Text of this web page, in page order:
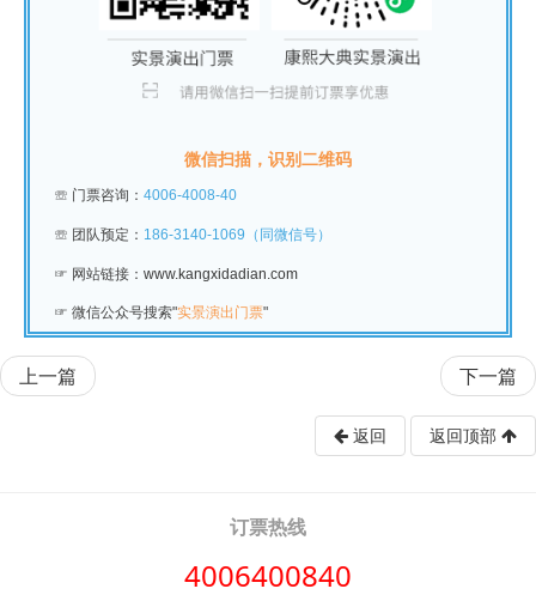
微信扫描，识别二维码
☏ 门票咨询： 4006-4008-40
☏ 团队预定： 186-3140-1069（同微信号）
☞ 网站链接： www.kangxidadian.com
☞ 微信公众号搜索"实景演出门票"
上一篇 下一篇
返回 返回顶部
订票热线
4006400840